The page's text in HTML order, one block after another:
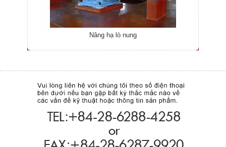
Nâng hạ lò nung